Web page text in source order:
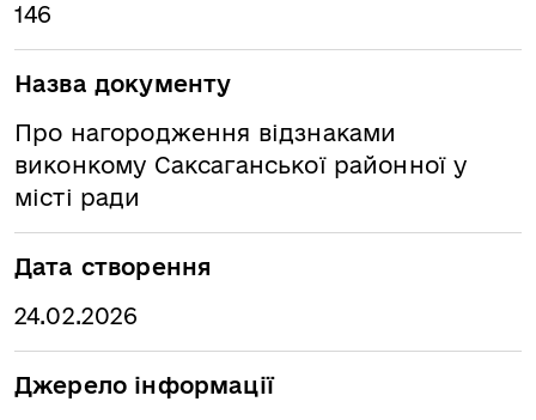
146
Назва документу
Про нагородження відзнаками
виконкому Саксаганської районної у
місті ради
Дата створення
24.02.2026
Джерело інформації